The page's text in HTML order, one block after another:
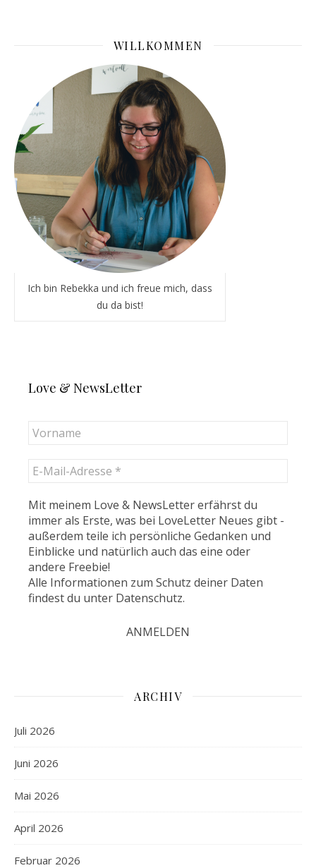
WILLKOMMEN
Ich bin Rebekka und ich freue mich, dass
du da bist!
Love & NewsLetter
Mit meinem Love & NewsLetter erfährst du
immer als Erste, was bei LoveLetter Neues gibt -
außerdem teile ich persönliche Gedanken und
Einblicke und natürlich auch das eine oder
andere Freebie!
Alle Informationen zum Schutz deiner Daten
findest du unter Datenschutz.
ARCHIV
Juli 2026
Juni 2026
Mai 2026
April 2026
Februar 2026